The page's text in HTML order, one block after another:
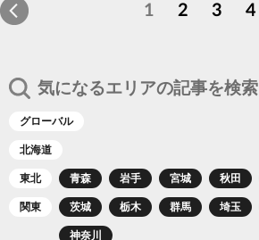
ペ
ー
り
カ
ペ
ー
1
P
2
P
3
P
4
気になるエリアの記事を検索
グローバル
北海道
東北 青森 岩手 宮城 秋田
関東 茨城 栃木 群馬 埼玉
神奈川